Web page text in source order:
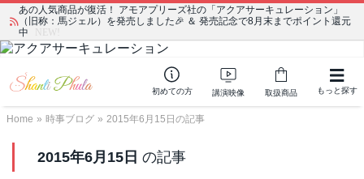
あの人気商品が復活！ アモアプリーズ社の「アクアサーキュレーション」
（旧称：馬ジェル）を発売しました🎉 ＆ 発売記念で8月末までポイント還元
中
NEW!
初めての方 講演映像 取扱商品 もっと探す
Home » 時事ブログ » 2015年6月15日の記事
2015年6月15日 の記事